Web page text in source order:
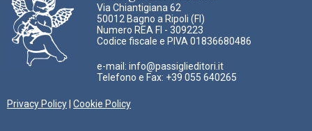
Via Chiantigiana 62
50012 Bagno a Ripoli (FI)
Numero REA FI - 309223
Codice fiscale e PIVA 01836680486
e-mail: info@passiglieditori.it
Telefono e Fax: +39 055 640265
Privacy Policy Cookie Policy